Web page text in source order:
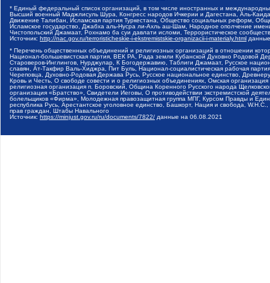
* Единый федеральный список организаций, в том числе иностранных и
Высший военный Маджлисуль Шура, Конгресс народов Ичкерии и Дагестана, Аль-
Движение Талибан, Исламская партия Туркестана, Общество социальных реформ,
Исламское государство, Джабха аль-Нусра ли-Ахль аш-Шам, Народное ополчение
Чистопольский Джамаат, Рохнамо ба суи давлати исломи, Террористическое
Источник: http://nac.gov.ru/terroristicheskie-i-ekstremistskie-organizacii-i-materialy.html
* Перечень общественных объединений и религиозных организаций в отношении
Национал-большевистская партия, ВЕК РА, Рада земли Кубанской Духовно Родовой
Староверов-Инглингов, Нурджулар, К Богодержавию, Таблиги Джамаат, Русское
славян, Ат-Такфир Валь-Хиджра, Пит Буль, Национал-социалистическая рабочая
Череповца, Духовно-Родовая Держава Русь, Русское национальное единство,
Кровь и Честь, О свободе совести и о религиозных объединениях, Омская
религиозная организация п. Боровский, Община Коренного Русского народа
организация «Братство», Свидетели Иеговы, О противодействии экстремистской
болельщиков «Фирма», Молодежная правозащитная группа МПГ, Курсом Правды и
республика Русь, Арестантское уголовное единство, Башкорт, Нация и свобода,
прав граждан, Штабы Навального
Источник: https://minjust.gov.ru/ru/documents/7822/ данные на 06.08.2021